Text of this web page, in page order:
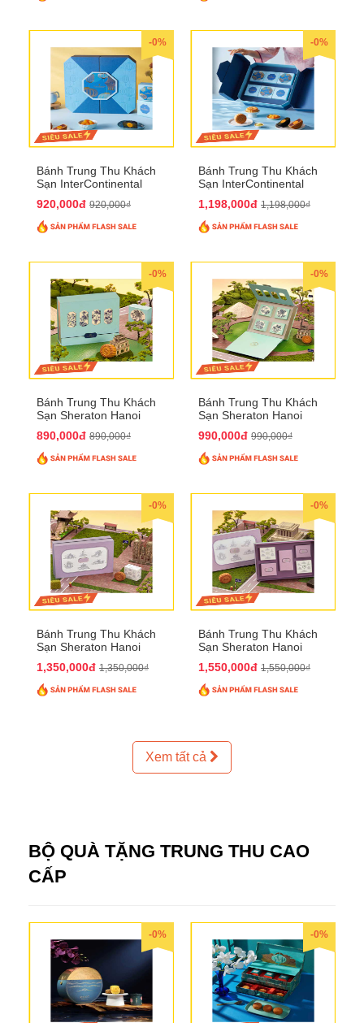
-0%
Bánh Trung Thu Khách
Sạn InterContinental
QTTT26
920,000đ 920,000₫
-0%
Bánh Trung Thu Khách
Sạn InterContinental
QTTT27
1,198,000đ 1,198,000₫
-0%
Bánh Trung Thu Khách
Sạn Sheraton Hanoi
890,000đ 890,000₫
-0%
Bánh Trung Thu Khách
Sạn Sheraton Hanoi
990,000đ 990,000₫
-0%
Bánh Trung Thu Khách
Sạn Sheraton Hanoi
1,350,000đ 1,350,000₫
-0%
Bánh Trung Thu Khách
Sạn Sheraton Hanoi
1,550,000đ 1,550,000₫
Xem tất cả
BỘ QUÀ TẶNG TRUNG THU CAO
CẤP
-0% -0%